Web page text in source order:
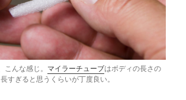
んな感じ。 マイラーチューブはボディの長さの
すぎると思うくらいが丁度良い。